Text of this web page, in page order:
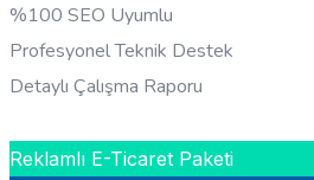
%100 SEO Uyumlu
Profesyonel Teknik Destek
Detaylı Çalışma Raporu
Reklamlı E-Ticaret Paketi